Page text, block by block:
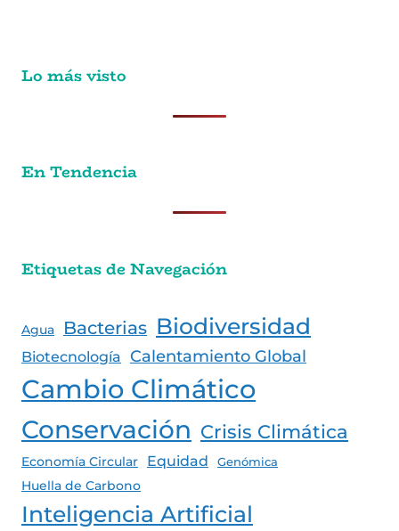
Lo más visto
En Tendencia
Etiquetas de Navegación
Agua Bacterias Biodiversidad
Biotecnología Calentamiento Global
Cambio Climático
Conservación Crisis Climática
Economía Circular Equidad Genómica
Huella de Carbono
Inteligencia Artificial